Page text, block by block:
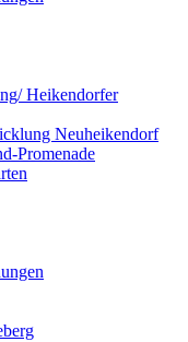
Heikendorfer
Neuheikendorf
Promenade